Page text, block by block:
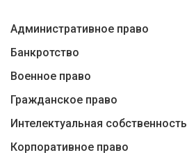
Административное право
Банкротство
Военное право
Гражданское право
Интелектуальная собственность
Корпоративное право